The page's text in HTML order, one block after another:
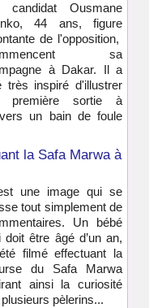
candidat Ousmane
44 ans, figure
de l'opposition,
sa
à Dakar. Il a
très inspiré d'illustrer
première sortie à
un bain de foule
la Safa Marwa à
une image qui se
tout simplement de
Un bébé
doit être âgé d’un an,
filmé effectuant la
du Safa Marwa
ainsi la curiosité
pèlerins...